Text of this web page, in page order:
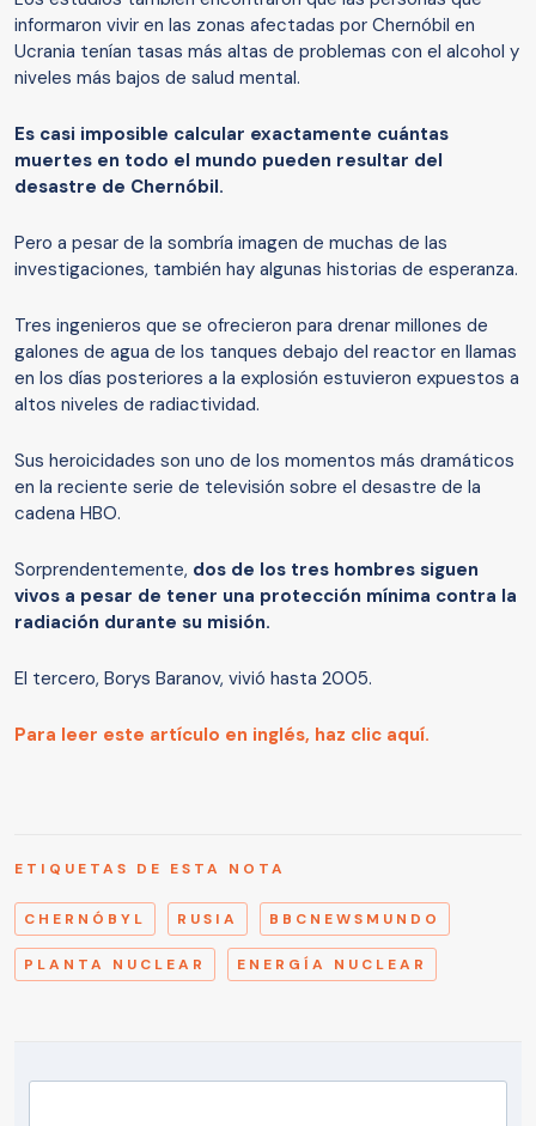
informaron vivir en las zonas afectadas por Chernóbil en
Ucrania tenían tasas más altas de problemas con el alcohol y
niveles más bajos de salud mental.
Es casi imposible calcular exactamente cuántas
muertes en todo el mundo pueden resultar del
desastre de Chernóbil.
Pero a pesar de la sombría imagen de muchas de las
investigaciones, también hay algunas historias de esperanza.
Tres ingenieros que se ofrecieron para drenar millones de
galones de agua de los tanques debajo del reactor en llamas
en los días posteriores a la explosión estuvieron expuestos a
altos niveles de radiactividad.
Sus heroicidades son uno de los momentos más dramáticos
en la reciente serie de televisión sobre el desastre de la
cadena HBO.
Sorprendentemente, dos de los tres hombres siguen
vivos a pesar de tener una protección mínima contra la
radiación durante su misión.
El tercero, Borys Baranov, vivió hasta 2005.
Para leer este artículo en inglés, haz clic aquí.
ETIQUETAS DE ESTA NOTA
CHERNÓBYL RUSIA BBCNEWSMUNDO
PLANTA NUCLEAR ENERGÍA NUCLEAR